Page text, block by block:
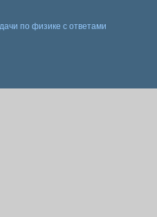
по физике с ответами